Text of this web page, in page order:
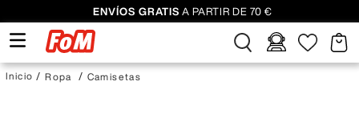
ENVÍOS GRATIS A PARTIR DE 70 €
Ropa Camisetas